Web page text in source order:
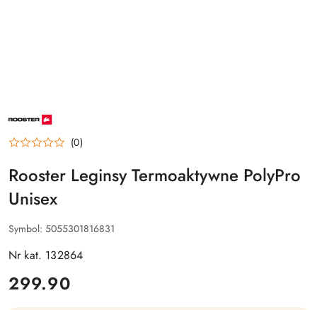
NAZWA
PRODUCENTA:
ROOSTER (0)
Rooster Leginsy Termoaktywne PolyPro
Unisex
Symbol: 5055301816831
Nr kat. 132864
cena:
299.90